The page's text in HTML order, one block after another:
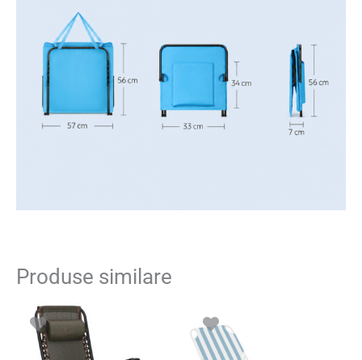
Produse similare